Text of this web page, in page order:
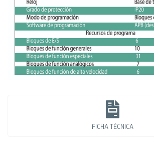
FICHA TÉCNICA